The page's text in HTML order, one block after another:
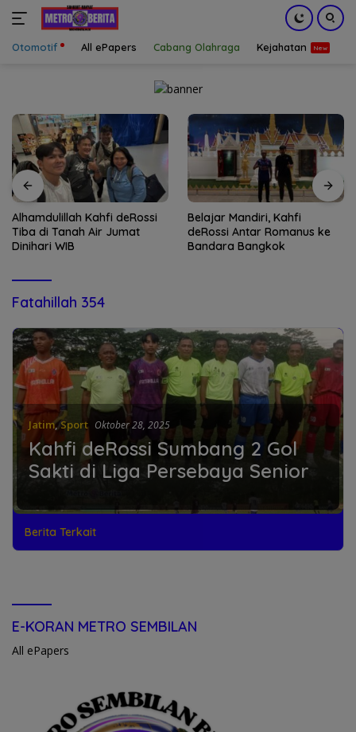
Otomotif All ePapers Cabang Olahraga Kejahatan
Alhamdulillah Kahfi deRossi
Tiba di Tanah Air Jumat
Dinihari WIB
Belajar Mandiri, Kahfi
deRossi Antar Romanus ke
Bandara Bangkok
Fatahillah 354
Jatim,Sport Oktober 28, 2025
Kahfi deRossi Sumbang 2 Gol
Sakti di Liga Persebaya Senior
Berita Terkait
E-KORAN METRO SEMBILAN
All ePapers